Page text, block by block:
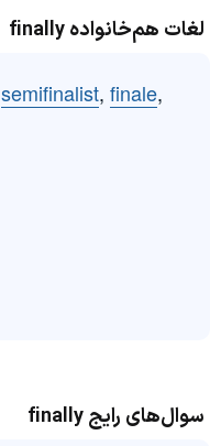
لغات هم‌خانواده finally
semifinalist, finale,
سوال‌های رایج finally